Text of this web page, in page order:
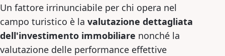
Un fattore irrinunciabile per chi opera nel
campo turistico è la valutazione dettagliata
dell'investimento immobiliare nonché la
valutazione delle performance effettive